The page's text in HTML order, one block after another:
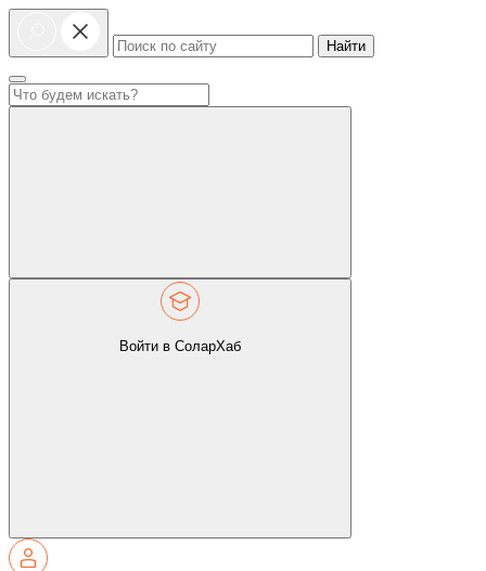
Найти
Войти в СоларХаб